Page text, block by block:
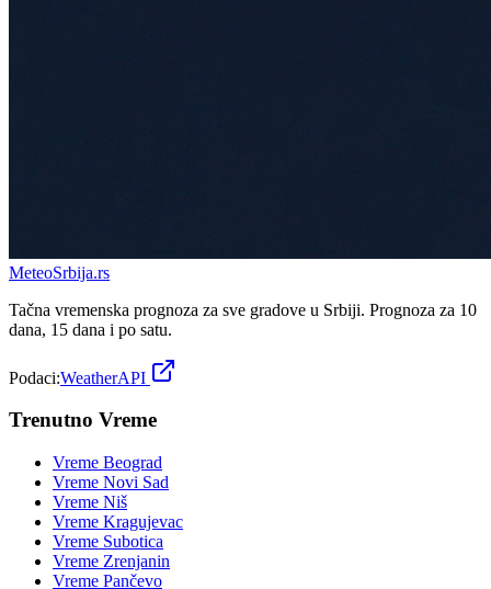
MeteoSrbija.rs
Tačna vremenska prognoza za sve gradove u Srbiji. Prognoza za 10
dana, 15 dana i po satu.
Podaci:WeatherAPI
Trenutno Vreme
Vreme Beograd
Vreme Novi Sad
Vreme Niš
Vreme Kragujevac
Vreme Subotica
Vreme Zrenjanin
Vreme Pančevo